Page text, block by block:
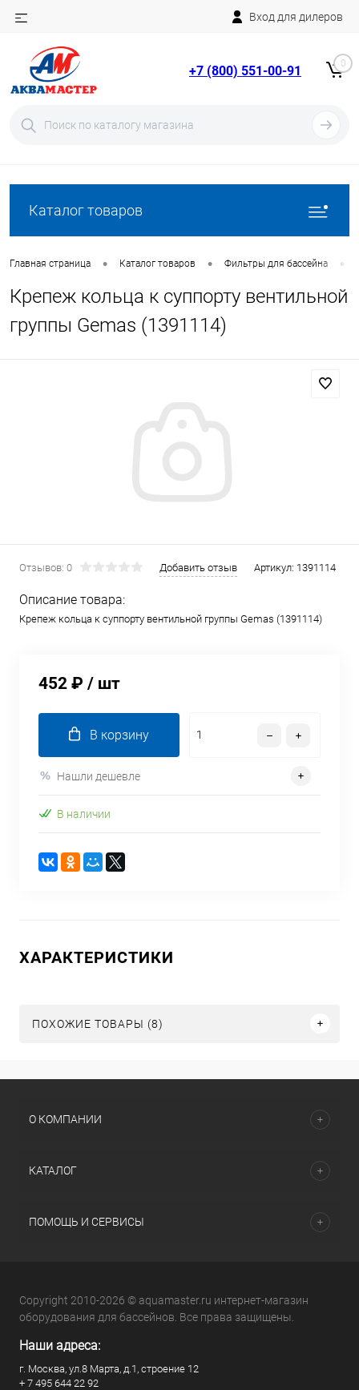
Вход для дилеров
+7 (800) 551-00-91 0
Каталог товаров
Главная страница • Каталог товаров • Фильтры для бассейна •
Крепеж кольца к суппорту вентильной
группы Gemas (1391114)
Отзывов: 0 Добавить отзыв Артикул: 1391114
Описание товара:
Крепеж кольца к суппорту вентильной группы Gemas (1391114)
452 ₽ / шт
В корзину
Нашли дешевле
В наличии
ХАРАКТЕРИСТИКИ
ПОХОЖИЕ ТОВАРЫ (8)
О КОМПАНИИ
КАТАЛОГ
ПОМОЩЬ И СЕРВИСЫ
Copyright 2010-2026 © aquamaster.ru интернет-магазин
оборудования для бассейнов. Все права защищены.
Наши адреса:
г. Москва, ул.8 Марта, д.1, строение 12
+ 7 495 644 22 92